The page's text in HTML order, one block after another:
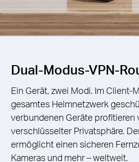
Dual-Modus-VPN-
Ein Gerät, zwei Modi. Im Client-
gesamtes Heimnetzwerk
verbundenen Geräte profitieren
verschlüsselter Privatsphäre.
ermöglicht einen sicheren
Kameras und mehr – weltweit.